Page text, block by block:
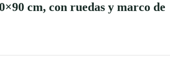
cm, con ruedas y marco de